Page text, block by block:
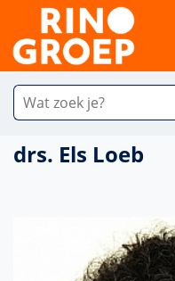
drs. Els Loeb